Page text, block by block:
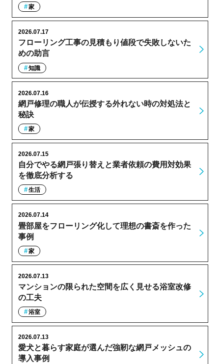
家
フローリング工事の見積もり値段で失敗しないた
めの助言
2026.07.17
知識
網戸修理の職人が伝授する外れない時の対処法と
秘訣
2026.07.16
家
自分でやる網戸張り替えと業者依頼の費用対効果
を徹底分析する
2026.07.15
生活
畳部屋をフローリング化して理想の書斎を作った
事例
2026.07.14
家
マンションの限られた空間を広く見せる浴室改修
の工夫
2026.07.13
浴室
愛犬と暮らす家庭が選んだ強靭な網戸メッシュの
導入事例
2026.07.13